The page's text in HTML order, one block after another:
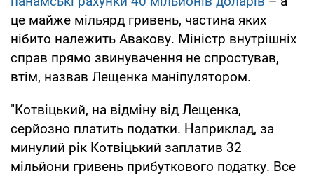
це майже мільярд гривень, частина яких
нібито належить Авакову. Міністр внутрішніх
справ прямо звинувачення не спростував,
втім, назвав Лещенка маніпулятором.
"Котвіцький, на відміну від Лещенка,
серйозно платить податки. Наприклад, за
минулий рік Котвіцький заплатив 32
мільйони гривень прибуткового податку. Все